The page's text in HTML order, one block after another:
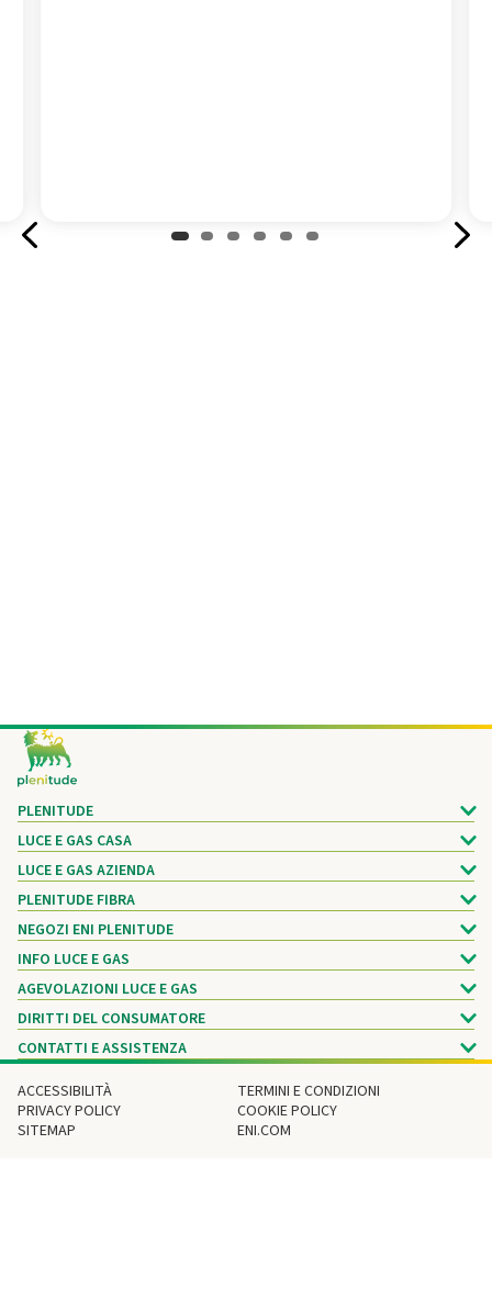
Footer
PLENITUDE
LUCE E GAS CASA
LUCE E GAS AZIENDA
PLENITUDE FIBRA
NEGOZI ENI PLENITUDE
INFO LUCE E GAS
AGEVOLAZIONI LUCE E GAS
DIRITTI DEL CONSUMATORE
CONTATTI E ASSISTENZA
ACCESSIBILITÀ
TERMINI E CONDIZIONI
PRIVACY POLICY
COOKIE POLICY
SITEMAP
ENI.COM